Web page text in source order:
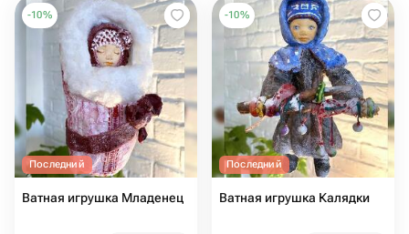
-10%
Последний
Ватная игрушка Младенец
-10%
Последний
Ватная игрушка Калядки